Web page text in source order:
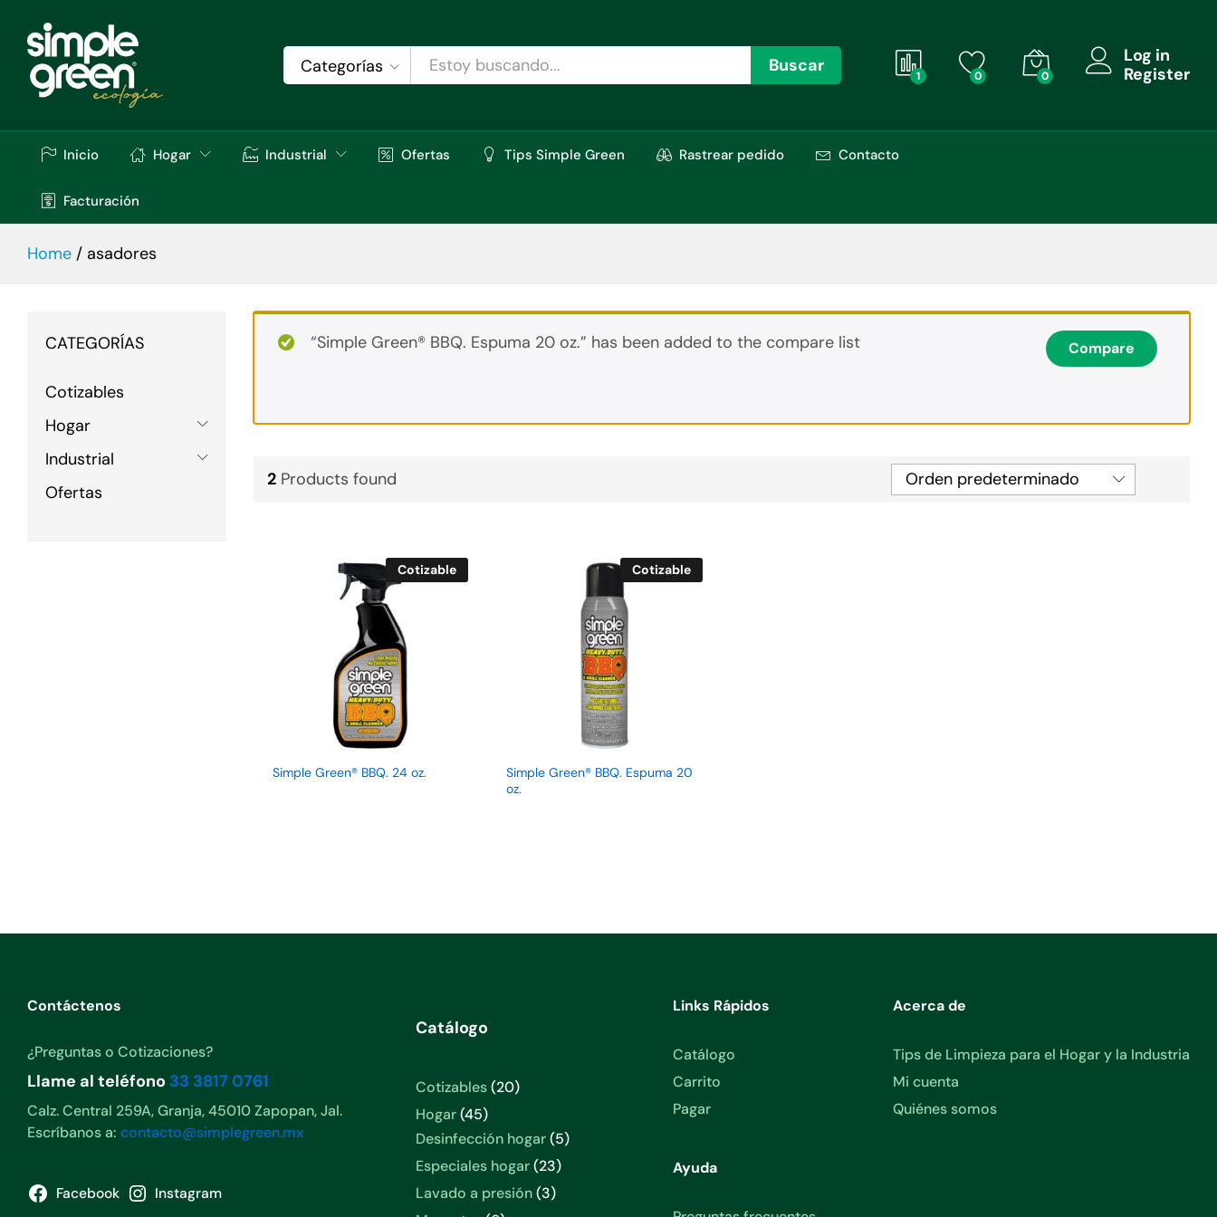
Categorías Buscar 1 0 0
Log in
Register
Inicio Hogar Industrial Ofertas Tips Simple Green Rastrear pedido Contacto
Facturación
Home / asadores
Compare
“Simple Green® BBQ. Espuma 20 oz.” has been added to the compare list
2 Products found Orden predeterminado
Cotizable
Simple Green® BBQ. 24 oz.
Cotizable
Simple Green® BBQ. Espuma 20
oz.
CATEGORÍAS
Cotizables
Hogar
Industrial
Ofertas
Contáctenos
¿Preguntas o Cotizaciones?
Llame al teléfono 33 3817 0761
Calz. Central 259A, Granja, 45010 Zapopan, Jal.
Escríbanos a: contacto@simplegreen.mx
Facebook Instagram
Catálogo
Cotizables 2020
Hogar 4545
productos
Desinfección hogar 55
Especiales hogar 2323
productos
Lavado a presión 33
Links Rápidos
Catálogo
Carrito
Pagar
Ayuda
Acerca de
Tips de Limpieza para el Hogar y la Industria
Mi cuenta
Quiénes somos